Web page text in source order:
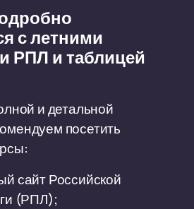
с летними
РПЛ и таблицей
и детальной
посетить
сайт Российской
(РПЛ);